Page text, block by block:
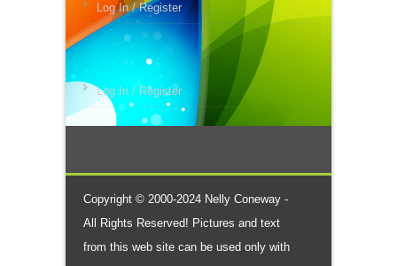
Log In / Register
Log In / Register
Copyright © 2000-2024 Nelly Coneway -
All Rights Reserved! Pictures and text
from this web site can be used only with